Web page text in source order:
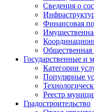
Сведения о
Финансовая
Общественная
Государственные и
Категории
Популярные
Реестр
Градостроительство